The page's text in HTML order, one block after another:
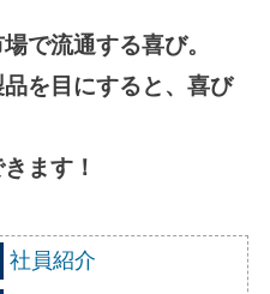
で流通する喜び。
を目にすると、喜び
ます！
社員紹介